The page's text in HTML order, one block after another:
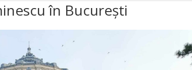
în București
Februarie Martie